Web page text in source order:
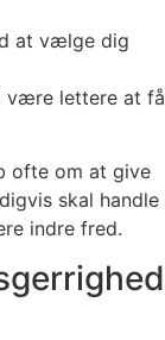
at vælge dig
være lettere at få
ofte om at give
skal handle
indre fred.